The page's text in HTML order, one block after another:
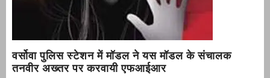
वर्सोवा पुलिस स्टेशन में मॉडल ने यस मॉडल के संचालक
तनवीर अख्तर पर करवायी एफआईआर